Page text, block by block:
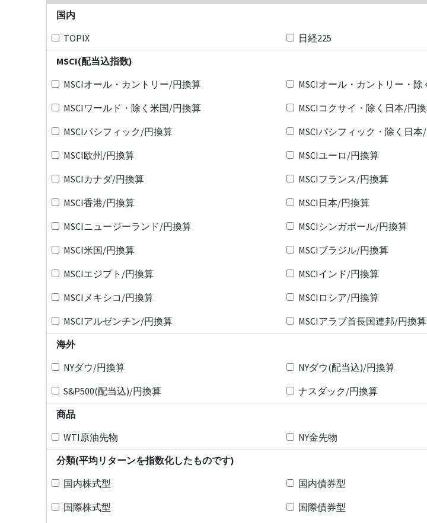
国内
TOPIX
日経225
MSCI(配当込指数)
MSCIオール・カントリー/円換算
MSCIオール・カントリー・
MSCIワールド・除く米国/円換算
MSCIコクサイ・除く日本/円
MSCIパシフィック/円換算
MSCIパシフィック・除く日本
MSCI欧州/円換算
MSCIユーロ/円換算
MSCIカナダ/円換算
MSCIフランス/円換算
MSCI香港/円換算
MSCI日本/円換算
MSCIニュージーランド/円換算
MSCIシンガポール/円換算
MSCI米国/円換算
MSCIブラジル/円換算
MSCIエジプト/円換算
MSCIインド/円換算
MSCIメキシコ/円換算
MSCIロシア/円換算
MSCIアルゼンチン/円換算
MSCIアラブ首長国連邦/円換算
海外
NYダウ/円換算
NYダウ(配当込)/円換算
S&P500(配当込)/円換算
ナスダック/円換算
商品
WTI原油先物
NY金先物
分類(平均リターンを指数化したものです)
国内株式型
国内債券型
国際株式型
国際債券型